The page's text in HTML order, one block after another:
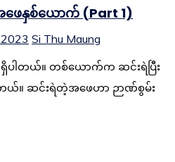
ေနှစ်ယောက် (Part 1)
Si Thu Maung
ပါတယ်။ တစ်ယောက်က ဆင်းရဲပြီး
။ ဆင်းရဲတဲ့အဖေဟာ ဉာဏ်စွမ်း